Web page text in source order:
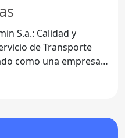
S.a.: Calidad y
como una empresa